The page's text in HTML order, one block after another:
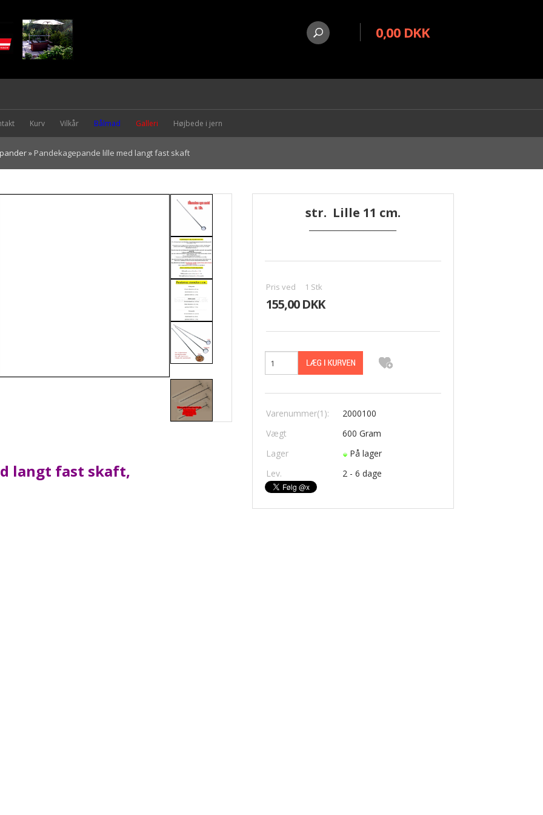
0,00 DKK
Kurv Vilkår Bålmad Galleri Højbede i jern
» Pandekagepande lille med langt fast skaft
langt fast skaft,
str. Lille 11 cm.
Pris ved 1 Stk
155,00 DKK
Varenummer(1):
2000100
Vægt
600 Gram
Lager
På lager
Lev.
2 - 6 dage